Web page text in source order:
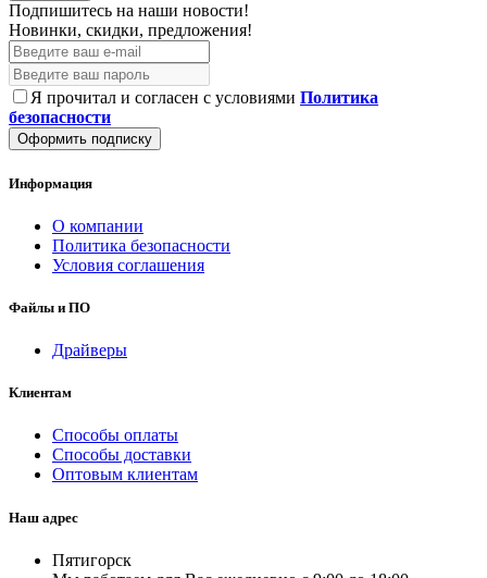
Подпишитесь на наши новости!
Новинки, скидки, предложения!
Я прочитал и согласен с условиями Политика
безопасности
Оформить подписку
Информация
О компании
Политика безопасности
Условия соглашения
Файлы и ПО
Драйверы
Клиентам
Способы оплаты
Способы доставки
Оптовым клиентам
Наш адрес
Пятигорск